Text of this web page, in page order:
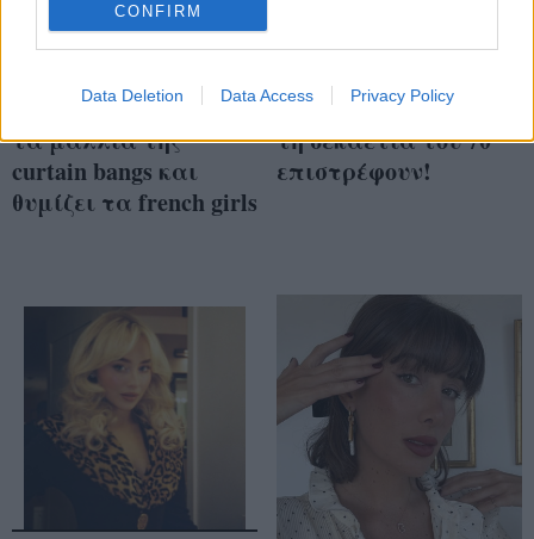
CONFIRM
Data Deletion Data Access Privacy Policy
Καινούργιου έκοψε
τα μαλλιά της
curtain bangs και
θυμίζει τα french girls
Wispy bangs: Οι
grunge αφέλειες από
τη δεκαετία του 70'
επιστρέφουν!